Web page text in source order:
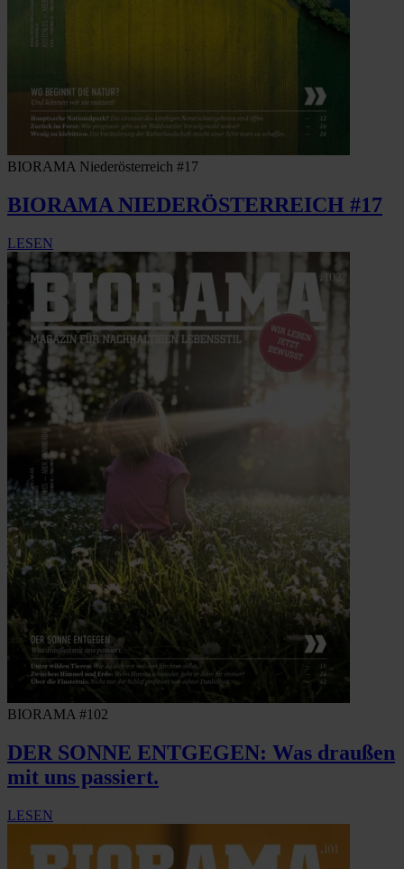
BIORAMA Niederösterreich #17
BIORAMA NIEDERÖSTERREICH #17
LESEN
BIORAMA #102
DER SONNE ENTGEGEN: Was draußen
mit uns passiert.
LESEN